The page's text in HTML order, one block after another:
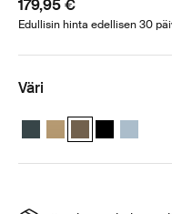
179,95 €
Edullisin hinta edellisen 30
Väri
Thule Chasm 70L duffel
Thule Chasm 70L
Thule Chasm 70L
ThuleThule